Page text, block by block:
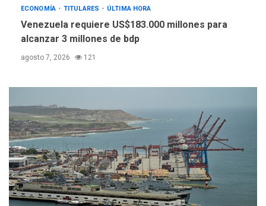
INTERNACIONALES
ÚLTIMA HORA
España impone controles
fronterizos a Italia
ECONOMÍA TITULARES ÚLTIMA HORA
Venezuela requiere US$183.000 millones para
alcanzar 3 millones de bdp
agosto 7, 2026 121